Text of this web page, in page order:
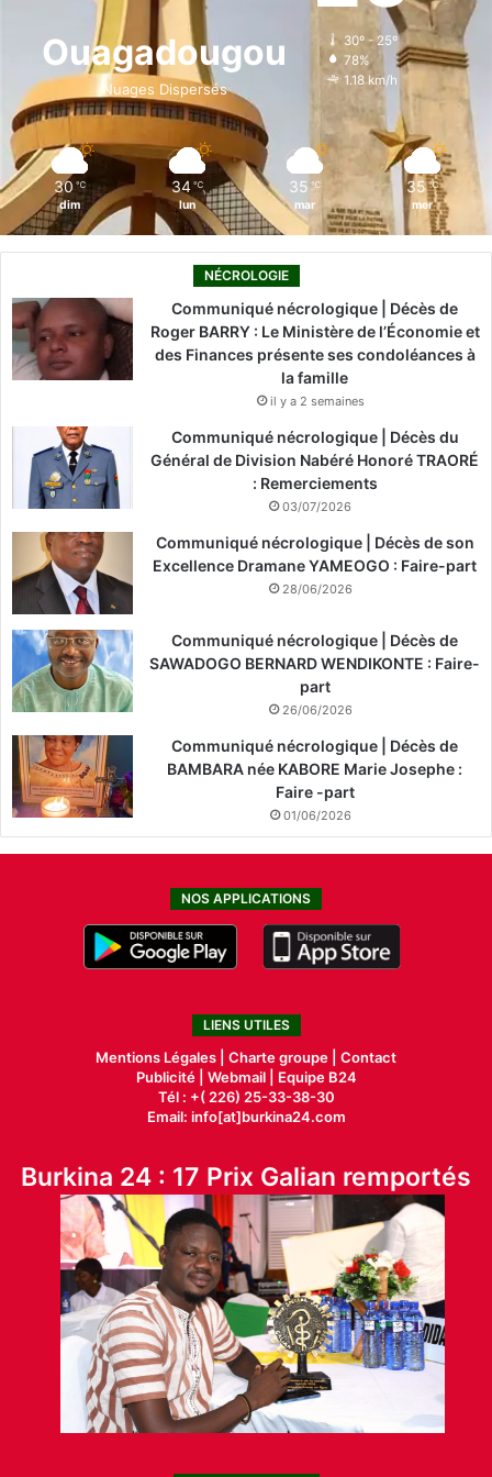
o
k
i
n
g
r
k
Ouagadougou
Nuages Dispersés
30º - 25º
78%
1.18 km/h
30 ℃
dim
34 ℃
lun
35 ℃
mar
35 ℃
mer
NÉCROLOGIE
Communiqué nécrologique | Décès de
Roger BARRY : Le Ministère de l’Économie et
des Finances présente ses condoléances à
la famille
il y a 2 semaines
Communiqué nécrologique | Décès du
Général de Division Nabéré Honoré TRAORÉ
: Remerciements
03/07/2026
Communiqué nécrologique | Décès de son
Excellence Dramane YAMEOGO : Faire-part
28/06/2026
Communiqué nécrologique | Décès de
SAWADOGO BERNARD WENDIKONTE : Faire-
part
26/06/2026
Communiqué nécrologique | Décès de
BAMBARA née KABORE Marie Josephe :
Faire -part
01/06/2026
NOS APPLICATIONS
LIENS UTILES
Mentions Légales | Charte groupe | Contact
Publicité| Webmail |
Equipe B24
Tél : +( 226) 25-33-38-30
Email: info[at]burkina24.com
Burkina 24 : 17 Prix Galian remportés